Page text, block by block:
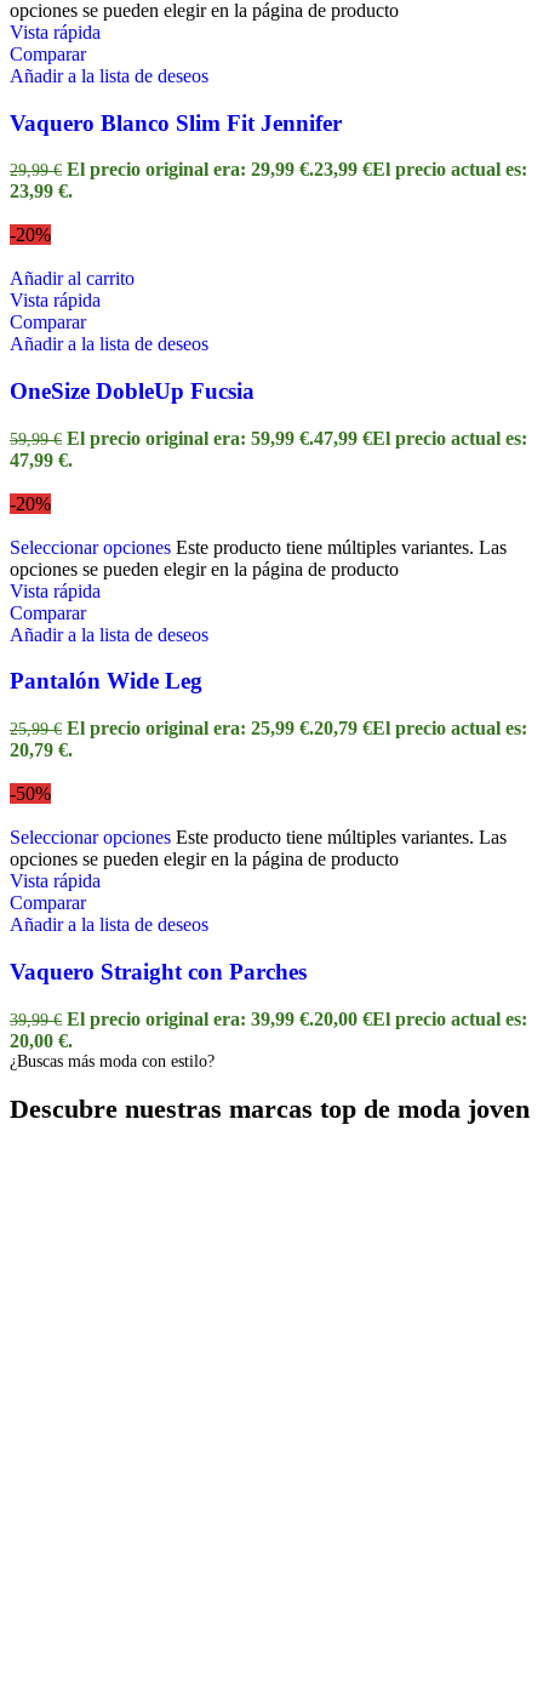
opciones se pueden elegir en la página de producto
Vista rápida
Comparar
Añadir a la lista de deseos
Vaquero Blanco Slim Fit Jennifer
29,99€ El precio original era: 29,99 €.23,99 €El precio actual es:
23,99 €.
-20%
Añadir al carrito
Vista rápida
Comparar
Añadir a la lista de deseos
OneSize DobleUp Fucsia
59,99€ El precio original era: 59,99 €.47,99 €El precio actual es:
47,99 €.
-20%
Seleccionar opciones Este producto tiene múltiples variantes. Las
opciones se pueden elegir en la página de producto
Vista rápida
Comparar
Añadir a la lista de deseos
Pantalón Wide Leg
25,99€ El precio original era: 25,99 €.20,79 €El precio actual es:
20,79 €.
-50%
Seleccionar opciones Este producto tiene múltiples variantes. Las
opciones se pueden elegir en la página de producto
Vista rápida
Comparar
Añadir a la lista de deseos
Vaquero Straight con Parches
39,99€ El precio original era: 39,99 €.20,00 €El precio actual es:
20,00 €.
¿Buscas más moda con estilo?
Descubre nuestras marcas top de moda joven